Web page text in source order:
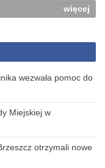
więcej
wezwała pomoc do
Miejskiej w
otrzymali nowe